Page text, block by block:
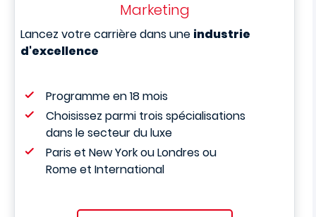
Marketing
Lancez votre carrière dans une industrie
d'excellence
Programme en 18 mois
Choisissez parmi trois spécialisations
dans le secteur du luxe
Paris et New York ou Londres ou
Rome et International